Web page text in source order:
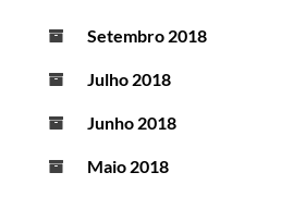
Setembro 2018
Julho 2018
Junho 2018
Maio 2018